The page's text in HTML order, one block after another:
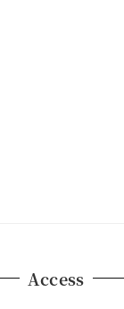
Access